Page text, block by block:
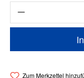
Produkt
Zum Merkzettel